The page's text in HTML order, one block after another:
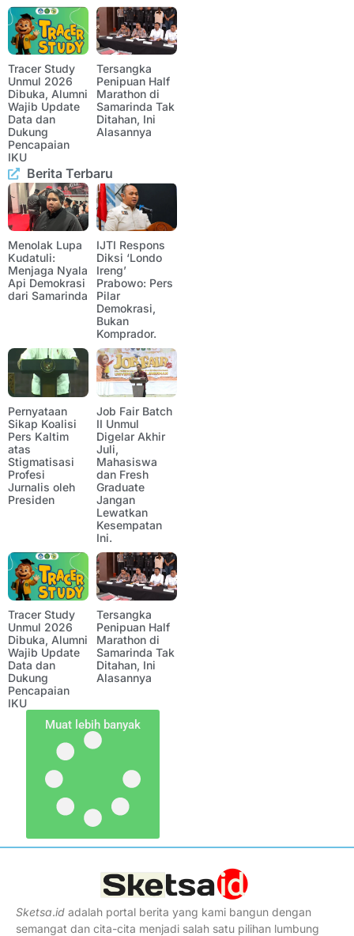
Tracer Study
Unmul 2026
Dibuka, Alumni
Wajib Update
Data dan
Dukung
Pencapaian
IKU
Tersangka
Penipuan Half
Marathon di
Samarinda Tak
Ditahan, Ini
Alasannya
Berita Terbaru
Menolak Lupa
Kudatuli:
Menjaga Nyala
Api Demokrasi
dari Samarinda
IJTI Respons
Diksi ‘Londo
Ireng’
Prabowo: Pers
Pilar
Demokrasi,
Bukan
Komprador.
Pernyataan
Sikap Koalisi
Pers Kaltim
atas
Stigmatisasi
Profesi
Jurnalis oleh
Presiden
Job Fair Batch
II Unmul
Digelar Akhir
Juli,
Mahasiswa
dan Fresh
Graduate
Jangan
Lewatkan
Kesempatan
Ini.
Tracer Study
Unmul 2026
Dibuka, Alumni
Wajib Update
Data dan
Dukung
Pencapaian
IKU
Tersangka
Penipuan Half
Marathon di
Samarinda Tak
Ditahan, Ini
Alasannya
Muat lebih banyak
Sketsa.id adalah portal berita yang kami bangun dengan
semangat dan cita-cita menjadi salah satu pilihan lumbung